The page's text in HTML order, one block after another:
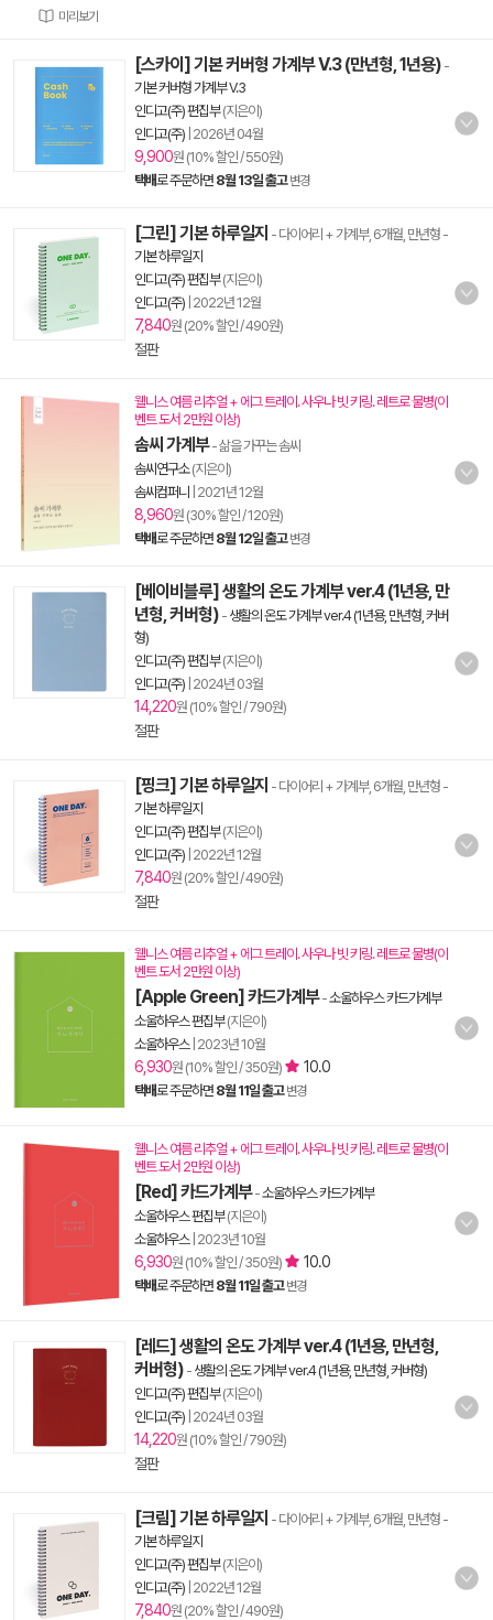
미리보기
[스카이] 기본 커버형 가계부 V.3 (만년형, 1년용) -
기본 커버형 가계부 V.3
인디고(주) 편집부(지은이)
인디고(주) 2026년 04월
9,900원 (10% 할인 / 550원)
택배로 주문하면 8월 13일 출고 변경
[그린] 기본 하루일지 - 다이어리 + 가계부, 6개월, 만년형 -
기본 하루일지
인디고(주) 편집부(지은이)
인디고(주) 2022년 12월
7,840원 (20% 할인 / 490원)
절판
웰니스 여름 리추얼 + 에그 트레이. 사우나 빗 키링. 레트로 물병(이
벤트 도서 2만원 이상)
솜씨 가계부- 삶을 가꾸는 솜씨
솜씨연구소(지은이)
솜씨컴퍼니
2021년 12월
8,960원 (30% 할인 / 120원)
택배로 주문하면 8월 12일 출고 변경
[베이비블루] 생활의 온도 가계부 ver.4 (1년용, 만
년형, 커버형) - 생활의 온도 가계부 ver.4 (1년용, 만년형, 커버
형)
인디고(주) 편집부(지은이)
인디고(주) 2024년 03월
14,220원 (10% 할인 / 790원)
절판
[핑크] 기본 하루일지 - 다이어리 + 가계부, 6개월, 만년형 -
기본 하루일지
인디고(주) 편집부(지은이)
인디고(주) 2022년 12월
7,840원 (20% 할인 / 490원)
절판
웰니스 여름 리추얼 + 에그 트레이. 사우나 빗 키링. 레트로 물병(이
벤트 도서 2만원 이상)
[Apple Green] 카드가계부-소울하우스 카드가계부
소울하우스 편집부(지은이)
소울하우스| 2023년 10월
6,930원 (10% 할인 / 350원) 10.0
택배로 주문하면 8월 11일 출고 변경
웰니스 여름 리추얼 + 에그 트레이. 사우나 빗 키링. 레트로 물병(이
벤트 도서 2만원 이상)
[Red] 카드가계부-소울하우스 카드가계부
소울하우스 편집부(지은이)
소울하우스| 2023년 10월
6,930원 (10% 할인 / 350원) 10.0
택배로 주문하면 8월 11일 출고 변경
[레드] 생활의 온도 가계부 ver.4 (1년용, 만년형,
커버형) - 생활의 온도 가계부 ver.4 (1년용, 만년형, 커버형)
인디고(주) 편집부(지은이)
인디고(주) 2024년 03월
14,220원 (10% 할인 / 790원)
절판
[크림] 기본 하루일지 - 다이어리 + 가계부, 6개월, 만년형 -
기본 하루일지
인디고(주) 편집부(지은이)
인디고(주) 2022년 12월
7,840원 (20% 할인 / 490원)